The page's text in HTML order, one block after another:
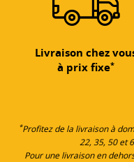
Livraison chez
à prix fixe*
*Profitez de la livraison à
22, 35, 50 et
Pour une livraison en